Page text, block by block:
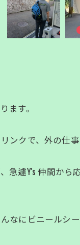
ます。
ンクで、外の仕
急遽Y's 仲間か
なにビニールシ